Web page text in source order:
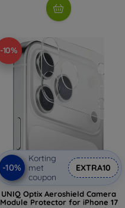
-10%
-10%
Korting
met
coupon
EXTRA10
UNIQ Optix Aeroshield Camera
Module Protector for iPhone 17